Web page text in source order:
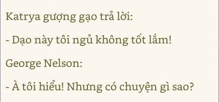
Katrya gượng gạo trả lời:
- Dạo này tôi ngủ không tốt lắm!
George Nelson:
- À tôi hiểu! Nhưng có chuyện gì sao?